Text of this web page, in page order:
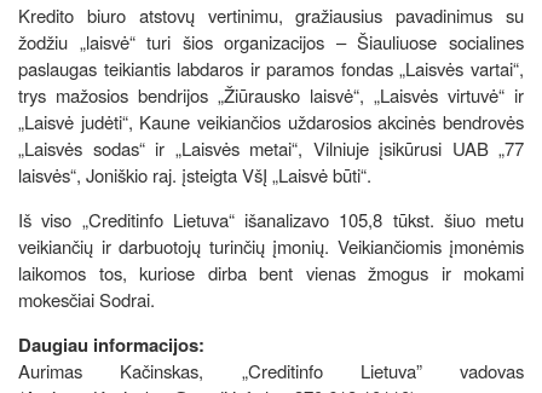
Kredito biuro atstovų vertinimu, gražiausius pavadinimus su
žodžiu „laisvė“ turi šios organizacijos – Šiauliuose socialines
paslaugas teikiantis labdaros ir paramos fondas „Laisvės vartai“,
trys mažosios bendrijos „Žiūrausko laisvė“, „Laisvės virtuvė“ ir
„Laisvė judėti“, Kaune veikiančios uždarosios akcinės bendrovės
„Laisvės sodas“ ir „Laisvės metai“, Vilniuje įsikūrusi UAB „77
laisvės“, Joniškio raj. įsteigta VšĮ „Laisvė būti“.
Iš viso „Creditinfo Lietuva“ išanalizavo 105,8 tūkst. šiuo metu
veikiančių ir darbuotojų turinčių įmonių. Veikiančiomis įmonėmis
laikomos tos, kuriose dirba bent vienas žmogus ir mokami
mokesčiai Sodrai.
Daugiau informacijos:
Aurimas Kačinskas, „Creditinfo Lietuva” vadovas